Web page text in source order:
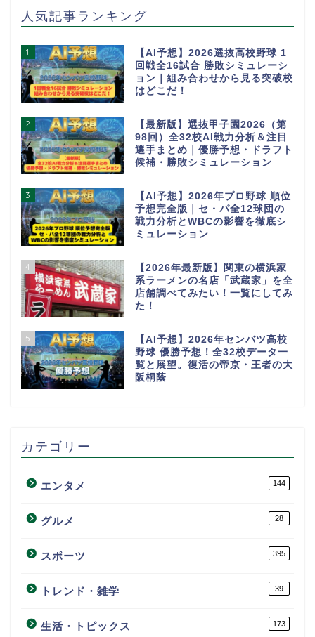
人気記事ランキング
1
【AI予想】2026選抜高校野球 1
回戦全16試合 勝敗シミュレーシ
ョン｜組み合わせから見る突破校
はどこだ！
2
【最新版】選抜甲子園2026（第
98回）全32校AI戦力分析＆注目
選手まとめ｜優勝予想・ドラフト
候補・勝敗シミュレーション
3
【AI予想】2026年プロ野球 順位
予想完全版｜セ・パ全12球団の
戦力分析とWBCの影響を徹底シ
ミュレーション
4
【2026年最新版】関東の横浜家
系ラーメンの名店「武蔵家」を全
店舗調べてみたい！一覧にしてみ
た！
5
【AI予想】2026年センバツ高校
野球 優勝予想！全32校データ一
覧と展望。復活の帝京・王者の大
阪桐蔭
カテゴリー
エンタメ 144
グルメ 28
スポーツ 395
トレンド・雑学 39
生活・トピックス 173